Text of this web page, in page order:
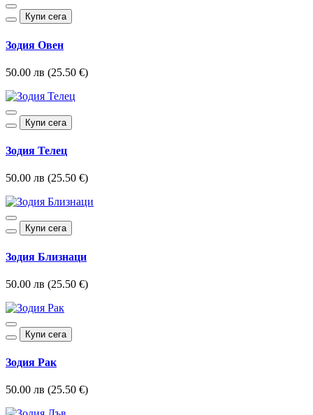
Купи сега
Зодия Овен
50.00 лв (25.50 €)
Купи сега
Зодия Телец
50.00 лв (25.50 €)
Купи сега
Зодия Близнаци
50.00 лв (25.50 €)
Купи сега
Зодия Рак
50.00 лв (25.50 €)